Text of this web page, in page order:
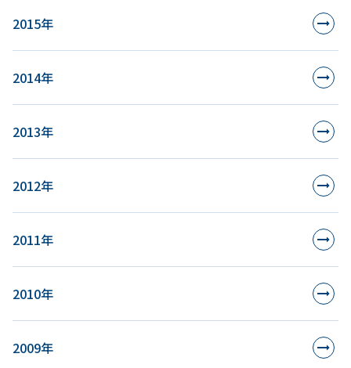
2015年
2014年
2013年
2012年
2011年
2010年
2009年